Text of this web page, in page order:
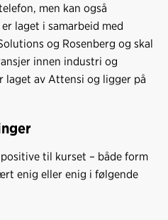
men kan også
laget i samarbeid med
og Rosenberg og skal
innen industri og
laget av Attensi og ligger på
til kurset – både form
enig eller enig i følgende